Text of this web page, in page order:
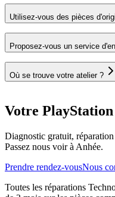
Utilisez-vous des pièces
Proposez-vous un service
Où se trouve votre atelier ?
Votre
Diagnostic gratuit,
Passez nous voir à Anhée.
Prendre rendez-vousNous
Toutes les réparations